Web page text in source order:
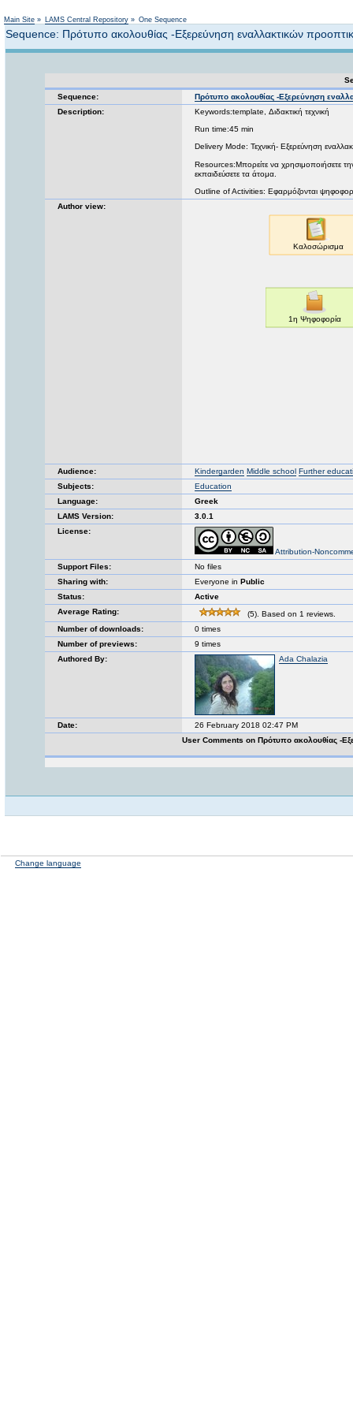
Main Site » LAMS Central Repository » One Sequence
Sequence: Πρότυπο ακολουθίας -Εξερεύνηση εναλλακτικών
Sequence:
Πρότυπο ακολουθίας -Εξερεύνηση
Description:
Keywords:template, Διδακτική τεχνική
Run time:45 min
Delivery Mode: Τεχνική- Εξερεύνηση
Resources:Μπορείτε να χρησιμοποιήσετε
εκπαιδεύσετε τα άτομα.
Outline of Activities: Εφαρμόζονται
Author view:
Audience: Kindergarden Middle school Further
Subjects:
Education
Language:
Greek
LAMS Version:
3.0.1
License:
Attribution-
Support Files:
No files
Sharing with:
Everyone in Public
Status:
Active
Average Rating:
(5). Based on 1 reviews.
Number of downloads:
0 times
Number of previews:
9 times
Authored By:
Ada Chalazia
Date:
26 February 2018 02:47 PM
User Comments on Πρότυπο ακολουθίας -
Change language